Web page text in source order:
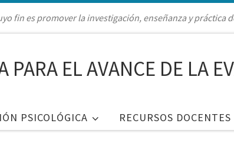
fin es promover la investigación, enseñanza y práctica
PARA EL AVANCE DE LA
PSICOLÓGICA RECURSOS DOCENTES